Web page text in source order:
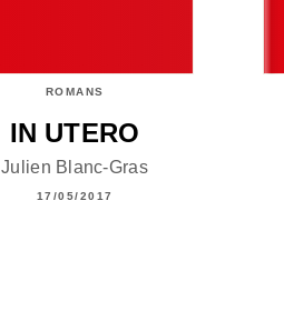
ROMANS
IN UTERO
Julien Blanc-Gras
17/05/2017